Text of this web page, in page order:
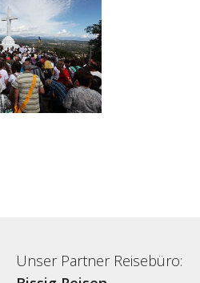
Unser Partner Reisebüro: